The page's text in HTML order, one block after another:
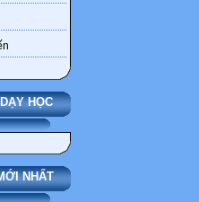
HỌC
NHẤT